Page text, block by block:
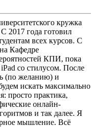
кружка
2017 года готовил
всех курсов. С
Кафедре
КПИ, пока
со стилусом. После
(по желанию) и
искать максимально
просто практика,
онлайн-
и так далее. Я
мышление. Всё